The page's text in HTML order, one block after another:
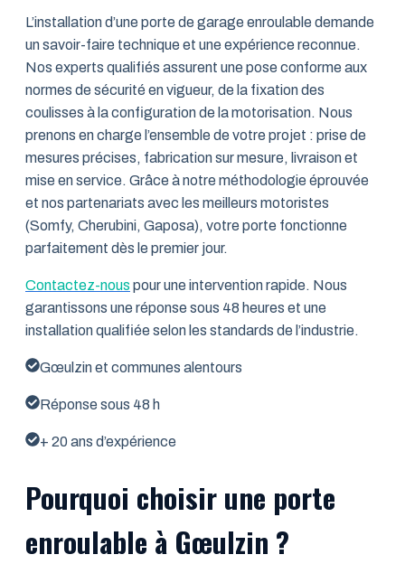
L’installation d’une porte de garage enroulable demande
un savoir-faire technique et une expérience reconnue.
Nos experts qualifiés assurent une pose conforme aux
normes de sécurité en vigueur, de la fixation des
coulisses à la configuration de la motorisation. Nous
prenons en charge l’ensemble de votre projet : prise de
mesures précises, fabrication sur mesure, livraison et
mise en service. Grâce à notre méthodologie éprouvée
et nos partenariats avec les meilleurs motoristes
(Somfy, Cherubini, Gaposa), votre porte fonctionne
parfaitement dès le premier jour.
Contactez-nous pour une intervention rapide. Nous
garantissons une réponse sous 48 heures et une
installation qualifiée selon les standards de l’industrie.
Gœulzin et communes alentours
Réponse sous 48 h
+ 20 ans d’expérience
Pourquoi choisir une porte
enroulable à Gœulzin ?